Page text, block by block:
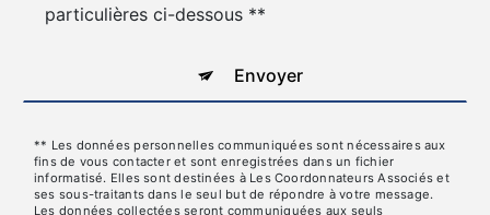
particulières ci-dessous **
Envoyer
** Les données personnelles communiquées sont nécessaires aux
fins de vous contacter et sont enregistrées dans un fichier
informatisé. Elles sont destinées à Les Coordonnateurs Associés et
ses sous-traitants dans le seul but de répondre à votre message.
Les données collectées seront communiquées aux seuls